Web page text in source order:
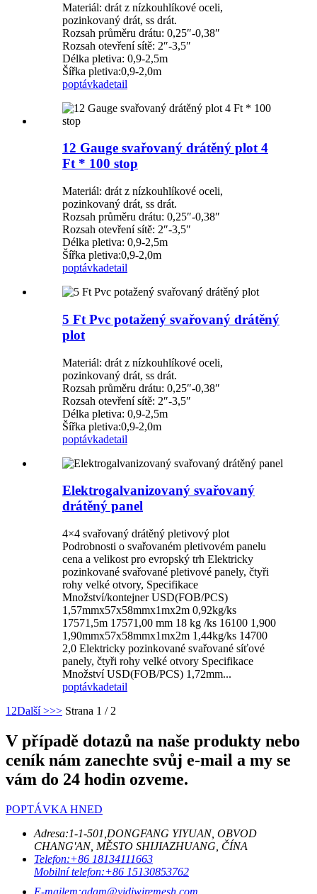
Materiál: drát z nízkouhlíkové oceli,
pozinkovaný drát, ss drát.
Rozsah průměru drátu: 0,25″-0,38″
Rozsah otevření sítě: 2″-3,5″
Délka pletiva: 0,9-2,5m
Šířka pletiva:0,9-2,0m
poptávkadetail
12 Gauge svařovaný drátěný plot 4
Ft * 100 stop
Materiál: drát z nízkouhlíkové oceli,
pozinkovaný drát, ss drát.
Rozsah průměru drátu: 0,25″-0,38″
Rozsah otevření sítě: 2″-3,5″
Délka pletiva: 0,9-2,5m
Šířka pletiva:0,9-2,0m
poptávkadetail
5 Ft Pvc potažený svařovaný drátěný
plot
Materiál: drát z nízkouhlíkové oceli,
pozinkovaný drát, ss drát.
Rozsah průměru drátu: 0,25″-0,38″
Rozsah otevření sítě: 2″-3,5″
Délka pletiva: 0,9-2,5m
Šířka pletiva:0,9-2,0m
poptávkadetail
Elektrogalvanizovaný svařovaný
drátěný panel
4×4 svařovaný drátěný pletivový plot
Podrobnosti o svařovaném pletivovém panelu
cena a velikost pro evropský trh Elektricky
pozinkované svařované pletivové panely, čtyři
rohy velké otvory, Specifikace
Množství/kontejner USD(FOB/PCS)
1,57mmx57x58mmx1mx2m 0,92kg/ks
17571,5m 17571,00 mm 18 kg /ks 16100 1,900
1,90mmx57x58mmx1mx2m 1,44kg/ks 14700
2,0 Elektricky pozinkované svařované síťové
panely, čtyři rohy velké otvory Specifikace
Množství USD(FOB/PCS) 1,72mm...
poptávkadetail
1 2Další >>> Strana 1 / 2
V případě dotazů na naše produkty nebo
ceník nám zanechte svůj e-mail a my se
vám do 24 hodin ozveme.
POPTÁVKA HNED
Adresa:1-1-501,DONGFANG YIYUAN, OBVOD
CHANG'AN, MĚSTO SHIJIAZHUANG, ČÍNA
Telefon:+86 18134111663
Mobilní telefon:+86 15130853762
E-mailem:adam@yidiwiremesh.com